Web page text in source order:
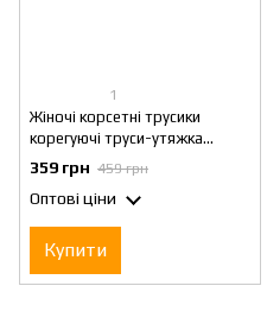
1
Жіночі корсетні трусики
корегуючі труси-утяжка
моделюючі Беж M
359 грн 459 грн
Оптові ціни
Купити